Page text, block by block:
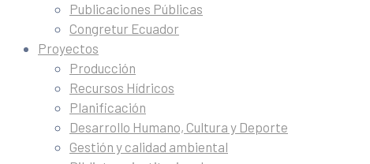
Publicaciones Públicas
Congretur Ecuador
Proyectos
Producción
Recursos Hídricos
Planificación
Desarrollo Humano, Cultura y Deporte
Gestión y calidad ambiental